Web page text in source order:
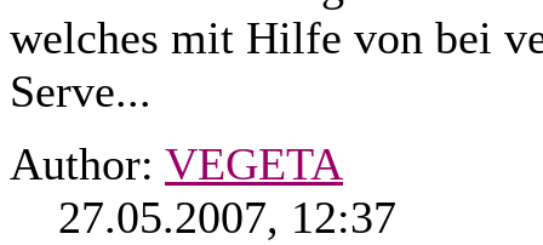
welches mit Hilfe von bei
Serve...
Author: VEGETA
27.05.2007, 12:37